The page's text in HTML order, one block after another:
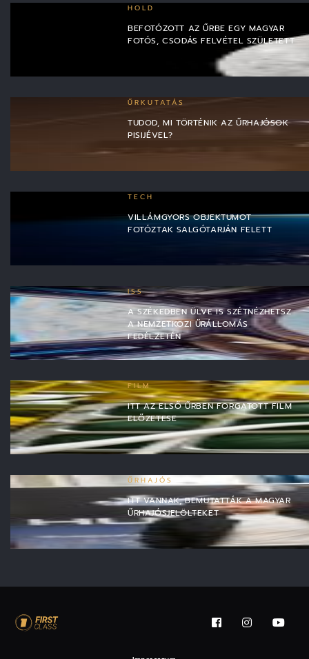
HOLD
BEFOTÓZOTT AZ ŰRBE EGY MAGYAR
FOTÓS, CSODÁS FELVÉTEL SZÜLETETT
ŰRKUTATÁS
TUDOD, MI TÖRTÉNIK AZ ŰRHAJÓSOK
PISIJÉVEL?
TECH
VILLÁMGYORS OBJEKTUMOT
FOTÓZTAK SALGÓTARJÁN FELETT
ISS
A SZÉKEDBEN ÜLVE IS SZÉTNÉZHETSZ
A NEMZETKÖZI ŰRÁLLOMÁS
FEDÉLZETÉN
FILM
ITT AZ ELSŐ ŰRBEN FORGATOTT FILM
ELŐZETESE
ŰRHAJÓS
ITT VANNAK, BEMUTATTÁK A MAGYAR
ŰRHAJÓSJELÖLTEKET